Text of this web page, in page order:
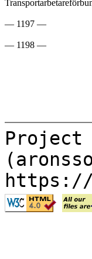
— 1197 —
Project
https://